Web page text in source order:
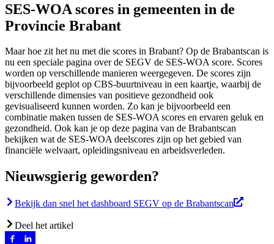
SES-WOA scores in gemeenten in de
Provincie Brabant
Maar hoe zit het nu met die scores in Brabant? Op de Brabantscan is
nu een speciale pagina over de SEGV de SES-WOA score. Scores
worden op verschillende manieren weergegeven. De scores zijn
bijvoorbeeld geplot op CBS-buurtniveau in een kaartje, waarbij de
verschillende dimensies van positieve gezondheid ook
gevisualiseerd kunnen worden. Zo kan je bijvoorbeeld een
combinatie maken tussen de SES-WOA scores en ervaren geluk en
gezondheid. Ook kan je op deze pagina van de Brabantscan
bekijken wat de SES-WOA deelscores zijn op het gebied van
financiële welvaart, opleidingsniveau en arbeidsverleden.
Nieuwsgierig geworden?
Bekijk dan snel het dashboard SEGV op de Brabantscan
Deel het artikel